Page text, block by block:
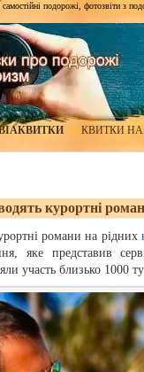
подорожі, фотозвіти з
КВИТКИ
курортні
романи на рідних
яке представив
участь близько 1000